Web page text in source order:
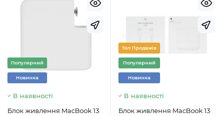
Популярний
Новинка
В наявності
Блок живлення MacBook 13
Топ Продажів
Популярний
Новинка
В наявності
Блок живлення MacBook 13